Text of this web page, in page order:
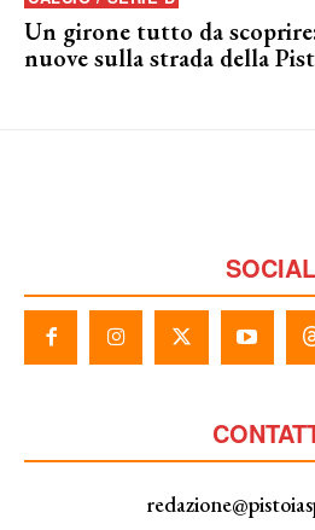
Un girone tutto da
nuove sulla strada della
SOCIAL